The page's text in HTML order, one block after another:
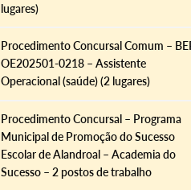
Termo de Pesquisa
Categorias gerais
lugares)
Procedimento Concursal Comum –
OE202501-0218 – Assistente
Operacional (saúde) (2 lugares)
Procedimento Concursal – Programa
Municipal de Promoção do Sucesso
Escolar de Alandroal – Academia do
Sucesso – 2 postos de trabalho